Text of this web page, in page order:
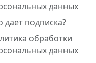
данных
дает подписка?
обработки
данных